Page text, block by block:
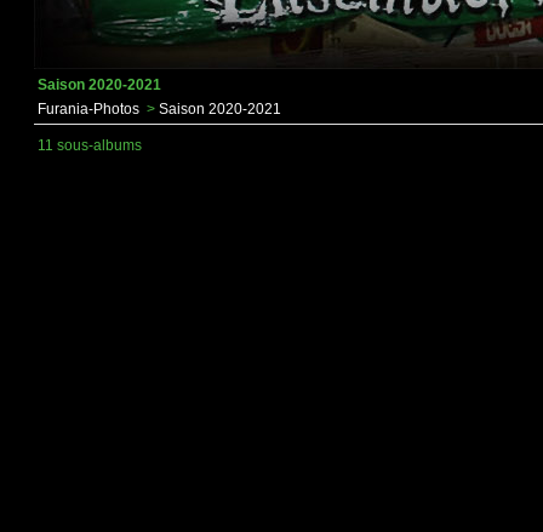
Saison 2020-2021
Furania-Photos > Saison 2020-2021
11 sous-albums